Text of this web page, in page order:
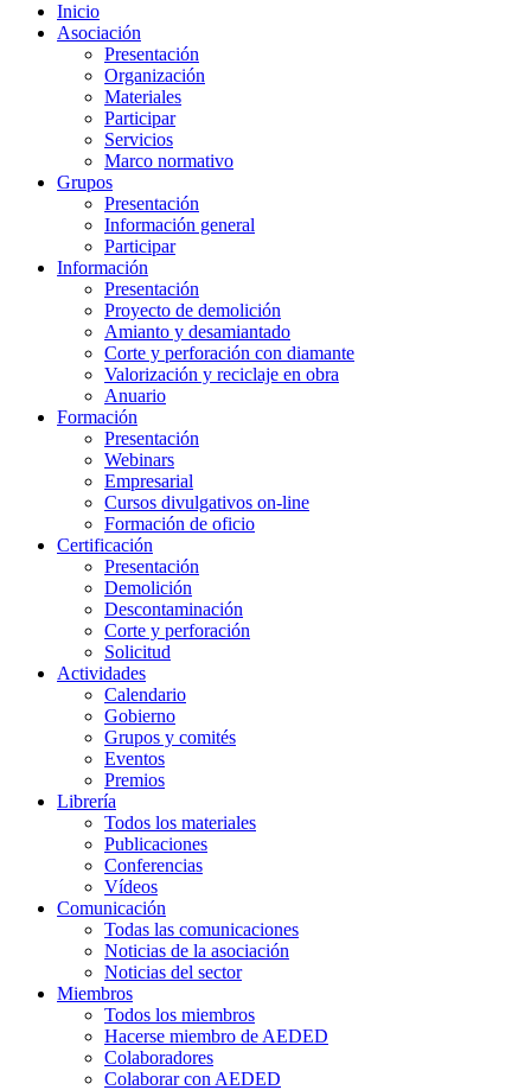
Inicio
Asociación
Presentación
Organización
Materiales
Participar
Servicios
Marco normativo
Grupos
Presentación
Información general
Participar
Información
Presentación
Proyecto de demolición
Amianto y desamiantado
Corte y perforación con diamante
Valorización y reciclaje en obra
Anuario
Formación
Presentación
Webinars
Empresarial
Cursos divulgativos on-line
Formación de oficio
Certificación
Presentación
Demolición
Descontaminación
Corte y perforación
Solicitud
Actividades
Calendario
Gobierno
Grupos y comités
Eventos
Premios
Librería
Todos los materiales
Publicaciones
Conferencias
Vídeos
Comunicación
Todas las comunicaciones
Noticias de la asociación
Noticias del sector
Miembros
Todos los miembros
Hacerse miembro de AEDED
Colaboradores
Colaborar con AEDED